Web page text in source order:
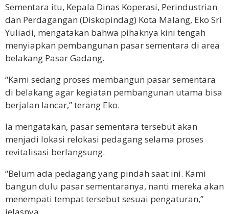
Sementara itu, Kepala Dinas Koperasi, Perindustrian
dan Perdagangan (Diskopindag) Kota Malang, Eko Sri
Yuliadi, mengatakan bahwa pihaknya kini tengah
menyiapkan pembangunan pasar sementara di area
belakang Pasar Gadang.
“Kami sedang proses membangun pasar sementara
di belakang agar kegiatan pembangunan utama bisa
berjalan lancar,” terang Eko.
Ia mengatakan, pasar sementara tersebut akan
menjadi lokasi relokasi pedagang selama proses
revitalisasi berlangsung.
“Belum ada pedagang yang pindah saat ini. Kami
bangun dulu pasar sementaranya, nanti mereka akan
menempati tempat tersebut sesuai pengaturan,”
jelasnya.